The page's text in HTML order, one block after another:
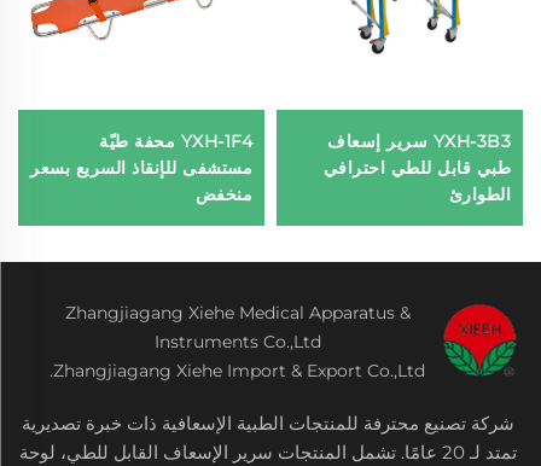
YXH-3B3 سرير إسعاف
طبي قابل للطي احترافي
الطوارئ
YXH-1F4 محفة طيّة
مستشفى للإنقاذ السريع بسعر
منخفض
Zhangjiagang Xiehe Medical Apparatus &
Instruments Co.,Ltd
Zhangjiagang Xiehe Import & Export Co.,Ltd.
شركة تصنيع محترفة للمنتجات الطبية الإسعافية ذات خبرة تصديرية
تمتد لـ 20 عامًا. تشمل المنتجات سرير الإسعاف القابل للطي، لوحة